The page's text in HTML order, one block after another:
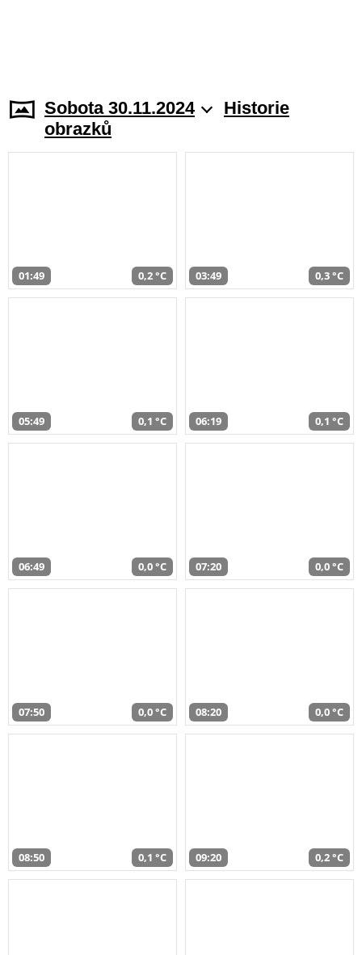
Sobota 30.11.2024
Historie
obrazků
01:49 0,2 °C 03:49 0,3 °C
05:49 0,1 °C 06:19 0,1 °C
06:49 0,0 °C 07:20 0,0 °C
07:50 0,0 °C 08:20 0,0 °C
08:50 0,1 °C 09:20 0,2 °C